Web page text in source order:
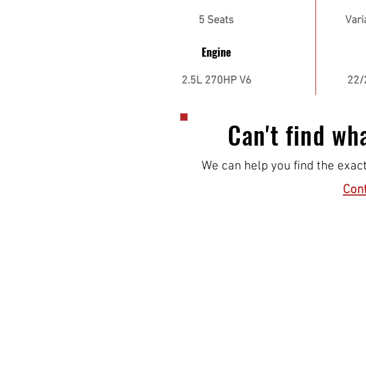
5 Seats
Engine
2.5L 270HP V6 22/
Can't find
We can help you find the